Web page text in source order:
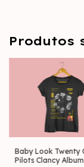
Produtos
Baby Look Twenty
Pilots Clancy Album